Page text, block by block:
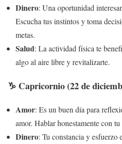
Dinero: Una oportunidad
Escucha tus instintos y toma
metas.
Salud: La actividad física te
algo al aire libre y revitalizarte.
♑ Capricornio (22 de
Amor: Es un buen día para
amor. Hablar honestamente con
Dinero: Tu constancia y esfuerzo